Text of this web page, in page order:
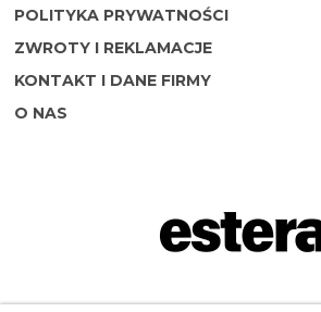
POLITYKA PRYWATNOŚCI
ZWROTY I REKLAMACJE
KONTAKT I DANE FIRMY
O NAS